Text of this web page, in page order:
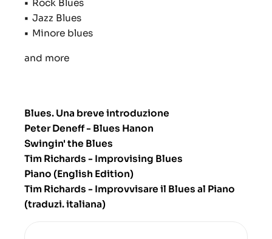
• Rock Blues
• Jazz Blues
• Minore blues
and more
Blues. Una breve introduzione
Peter Deneff - Blues Hanon
Swingin' the Blues
Tim Richards - Improvising Blues
Piano (English Edition)
Tim Richards - Improvvisare il Blues al Piano
(traduzi. italiana)